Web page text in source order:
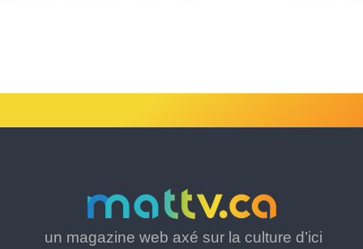
un magazine web axé sur la culture d’ici